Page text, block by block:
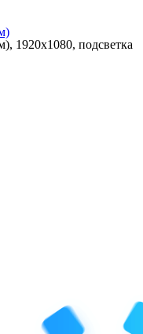
1920x1080, подсветка